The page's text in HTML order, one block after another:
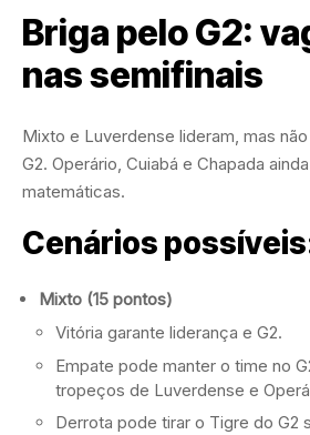
Briga pelo G2:
nas semifinais
Mixto e Luverdense lideram, mas
G2. Operário, Cuiabá e Chapada
matemáticas.
Cenários
Mixto (15 pontos)
Vitória garante liderança e G2.
Empate pode manter o time no
tropeços de Luverdense e
Derrota pode tirar o Tigre do G2